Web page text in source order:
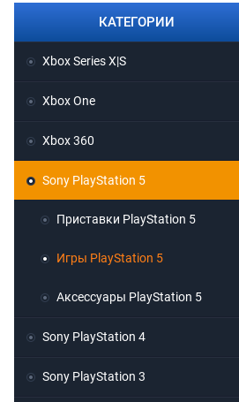
КАТЕГОРИИ
Xbox Series X|S
Xbox One
Xbox 360
Sony PlayStation 5
Приставки PlayStation 5
Игры PlayStation 5
Аксессуары PlayStation 5
Sony PlayStation 4
Sony PlayStation 3